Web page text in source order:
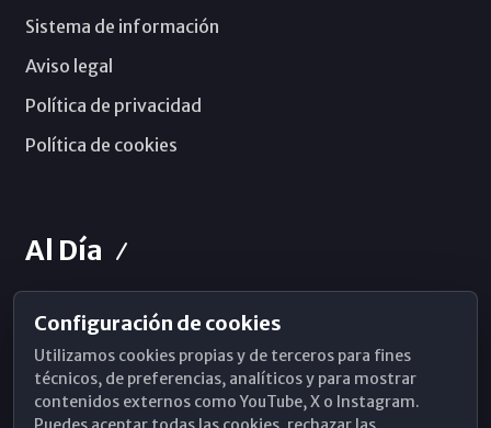
Sistema de información
Aviso legal
Política de privacidad
Política de cookies
Al Día
Horarios de Misa
Hemeroteca
WhatsApp
Configuración de cookies
Utilizamos cookies propias y de terceros para fines
técnicos, de preferencias, analíticos y para mostrar
contenidos externos como YouTube, X o Instagram.